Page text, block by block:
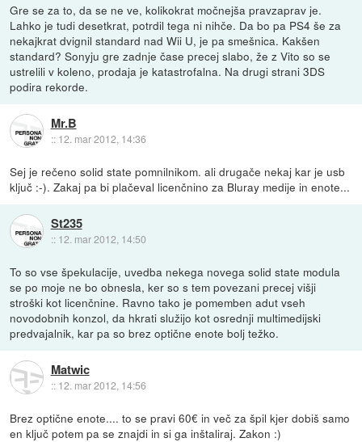
Gre se za to, da se ne ve, kolikokrat močnejša pravzaprav je.
Lahko je tudi desetkrat, potrdil tega ni nihče. Da bo pa PS4 še za
nekajkrat dvignil standard nad Wii U, je pa smešnica. Kakšen
standard? Sonyju gre zadnje čase precej slabo, že z Vito so se
ustrelili v koleno, prodaja je katastrofalna. Na drugi strani 3DS
podira rekorde.
Mr.B
:: 12. mar 2012, 14:36
Sej je rečeno solid state pomnilnikom. ali drugače nekaj kar je usb
ključ :-). Zakaj pa bi plačeval licenčnino za Bluray medije in enote...
St235
:: 12. mar 2012, 14:50
To so vse špekulacije, uvedba nekega novega solid state modula
se po moje ne bo obnesla, ker so s tem povezani precej višji
stroški kot licenčnine. Ravno tako je pomemben adut vseh
novodobnih konzol, da hkrati služijo kot osrednji multimedijski
predvajalnik, kar pa so brez optične enote bolj težko.
Matwic
:: 12. mar 2012, 14:56
Brez optične enote.... to se pravi 60€ in več za špil kjer dobiš samo
en ključ potem pa se znajdi in si ga inštaliraj. Zakon :)